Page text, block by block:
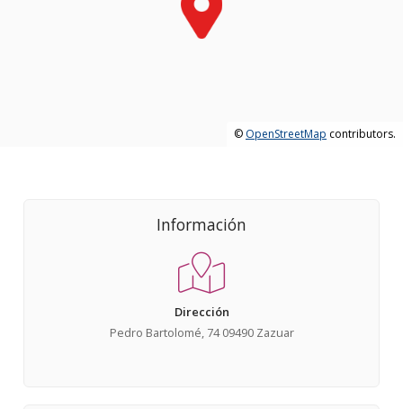
© OpenStreetMap contributors.
Información
Dirección
Pedro Bartolomé, 74 09490 Zazuar